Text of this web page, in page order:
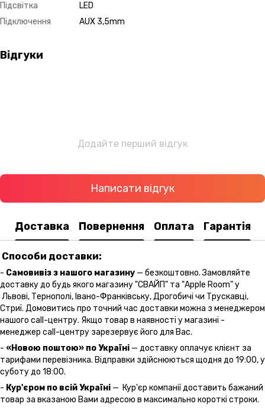
Підсвітка
LED
Підключення
AUX 3,5mm
Відгуки
Додайте перший відгук
Написати відгук
Доставка Повернення Оплата Гарантія
Способи доставки:
- Самовивіз з нашого магазину — безкоштовно. Замовляйте
доставку до будь якого магазину "СВАЙП" та "Apple Room" у
Львові, Тернополі, Івано-Франківську, Дрогобичі чи Трускавці,
Стриї. Домовитись про точний час доставки можна з менеджером
нашого call-центру. Якщо товар в наявності у магазині -
менеджер call-центру зарезервує його для Вас.
- «Новою поштою» по Україні — доставку оплачує клієнт за
тарифами перевізника. Відправки здійснюються щодня до 19:00, у
суботу до 18:00.
- Кур'єром по всій Україні — Кур'єр компанії доставить бажаний
товар за вказаною Вами адресою в максимально короткі строки.